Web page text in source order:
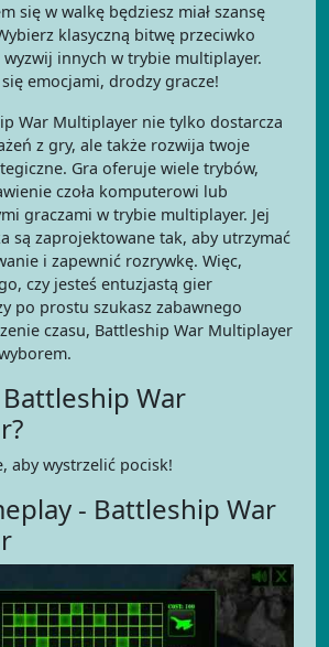
się w walkę będziesz miał szansę
klasyczną bitwę przeciwko
innych w trybie multiplayer.
emocjami, drodzy gracze!
War Multiplayer nie tylko dostarcza
z gry, ale także rozwija twoje
Gra oferuje wiele trybów,
czoła komputerowi lub
graczami w trybie multiplayer. Jej
są zaprojektowane tak, aby utrzymać
i zapewnić rozrywkę. Więc,
czy jesteś entuzjastą gier
po prostu szukasz zabawnego
czasu, Battleship War Multiplayer
Battleship War
aby wystrzelić pocisk!
- Battleship War